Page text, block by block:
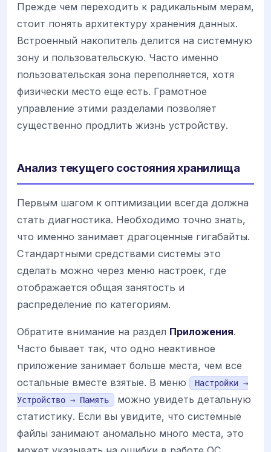
Прежде чем переходить к радикальным мерам,
стоит понять архитектуру хранения данных.
Встроенный накопитель делится на системную
зону и пользовательскую. Часто именно
пользовательская зона переполняется, хотя
физически место еще есть. Грамотное
управление этими разделами позволяет
существенно продлить жизнь устройству.
Анализ текущего состояния хранилища
Первым шагом к оптимизации всегда должна
стать диагностика. Необходимо точно знать,
что именно занимает драгоценные гигабайты.
Стандартными средствами системы это
сделать можно через меню настроек, где
отображается общая занятость и
распределение по категориям.
Обратите внимание на раздел Приложения.
Часто бывает так, что одно неактивное
приложение занимает больше места, чем все
остальные вместе взятые. В меню
Настройки →
Устройство → Память
можно увидеть детальную
статистику. Если вы увидите, что системные
файлы занимают аномально много места, это